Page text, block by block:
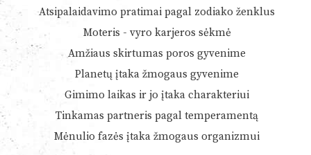
Atsipalaidavimo pratimai pagal zodiako ženklus
Moteris - vyro karjeros sėkmė
Amžiaus skirtumas poros gyvenime
Planetų įtaka žmogaus gyvenime
Gimimo laikas ir jo įtaka charakteriui
Tinkamas partneris pagal temperamentą
Mėnulio fazės įtaka žmogaus organizmui